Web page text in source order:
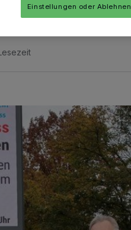
Einstellungen oder Ablehnen